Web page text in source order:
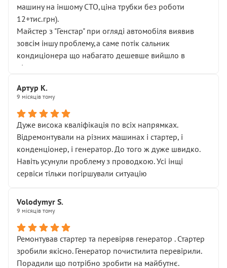
машину на іншому СТО,ціна трубки без роботи
12+тис.грн).
Майстер з "Генстар" при огляді автомобіля виявив
зовсім іншу проблему,а саме потік сальник
кондиціонера що набагато дешевше вийшло в
підсумку.
Артур К.
9 місяців тому
Дуже висока кваліфікація по всіх напрямках.
Відремонтували на різних машинах і стартер, і
конденціонер, і генератор. До того ж дуже швидко.
Навіть усунули проблему з проводкою. Усі інщі
сервіси тільки погіршували ситуацію
Volodymyr S.
9 місяців тому
Ремонтував стартер та перевіряв генератор . Стартер
зробили якісно. Генератор почистилита перевірили.
Порадили що потрібно зробити на майбутнє.